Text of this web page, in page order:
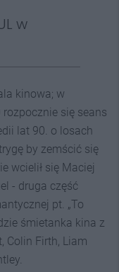
w
kinowa; w
się seans
lat 90. o losach
by zemścić się
wcielił się Maciej
- druga część
pt. „To
śmietanka kina z
Colin Firth, Liam